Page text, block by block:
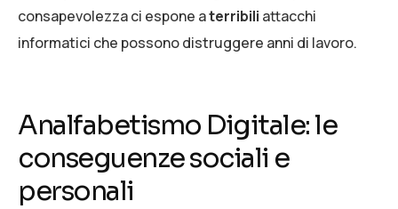
consapevolezza ci espone aterribili attacchi
informatici che possono distruggere anni di lavoro.
Analfabetismo Digitale: le
conseguenze sociali e
personali